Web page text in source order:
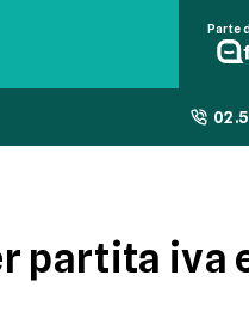
Parte
partita iva